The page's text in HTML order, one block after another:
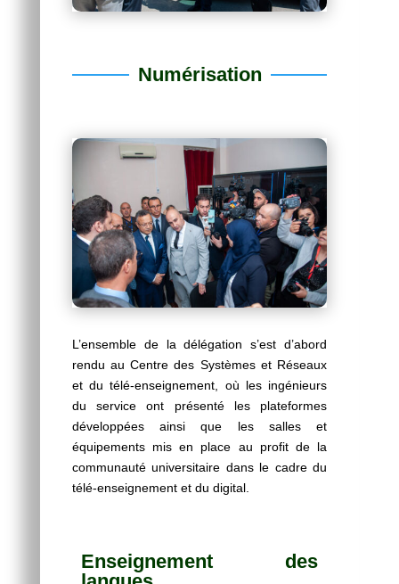
Numérisation
L’ensemble de la délégation s’est d’abord
rendu au Centre des Systèmes et Réseaux
et du télé-enseignement, où les ingénieurs
du service ont présenté les plateformes
développées ainsi que les salles et
équipements mis en place au profit de la
communauté universitaire dans le cadre du
télé-enseignement et du digital.
Enseignement des